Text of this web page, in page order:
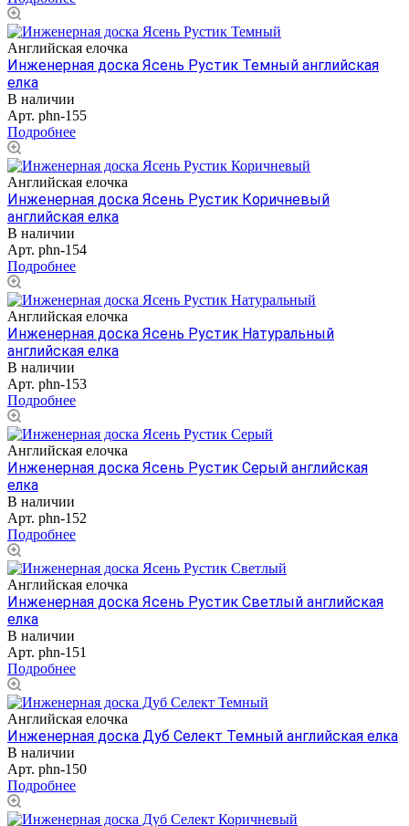
Английская елочка
Инженерная доска Ясень Рустик Темный английская
елка
В наличии
Арт. phn-155
Подробнее
Английская елочка
Инженерная доска Ясень Рустик Коричневый
английская елка
В наличии
Арт. phn-154
Подробнее
Английская елочка
Инженерная доска Ясень Рустик Натуральный
английская елка
В наличии
Арт. phn-153
Подробнее
Английская елочка
Инженерная доска Ясень Рустик Серый английская
елка
В наличии
Арт. phn-152
Подробнее
Английская елочка
Инженерная доска Ясень Рустик Светлый английская
елка
В наличии
Арт. phn-151
Подробнее
Английская елочка
Инженерная доска Дуб Селект Темный английская елка
В наличии
Арт. phn-150
Подробнее